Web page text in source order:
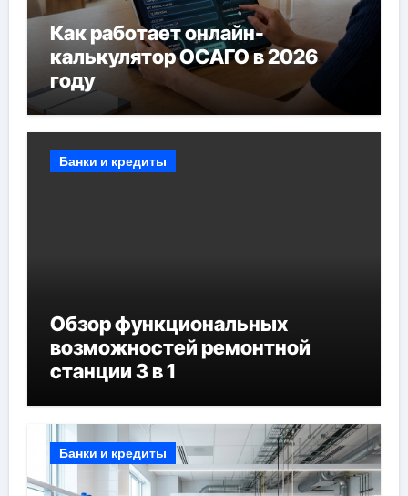
Как работает онлайн-
калькулятор ОСАГО в 2026
году
Банки и кредиты
Обзор функциональных
возможностей ремонтной
станции 3 в 1
Банки и кредиты